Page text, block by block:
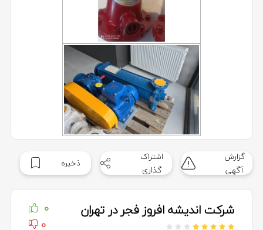
گزارش
آگهی
اشتراک
گذاری
ذخیره
شرکت اندیشه افروز فجر در تهران
0
0